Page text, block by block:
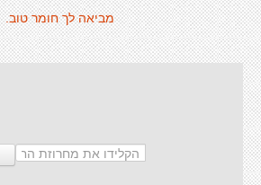
מביאה לך חומר טוב.